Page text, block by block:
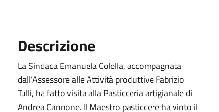
Descrizione
La Sindaca Emanuela Colella, accompagnata
dall’Assessore alle Attività produttive Fabrizio
Tulli, ha fatto visita alla Pasticceria artigianale di
Andrea Cannone. Il Maestro pasticcere ha vinto il